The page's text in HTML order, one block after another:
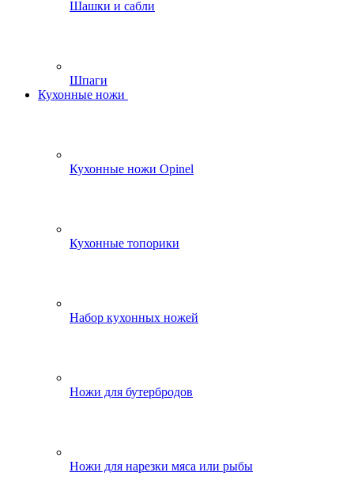
Шашки и сабли
Шпаги
Кухонные ножи
Кухонные ножи Opinel
Кухонные топорики
Набор кухонных ножей
Ножи для бутербродов
Ножи для нарезки мяса или рыбы